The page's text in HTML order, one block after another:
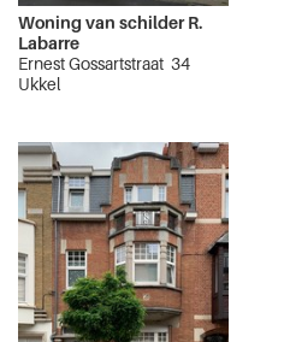
Woning van schilder R.
Labarre
Ernest Gossartstraat 34
Ukkel